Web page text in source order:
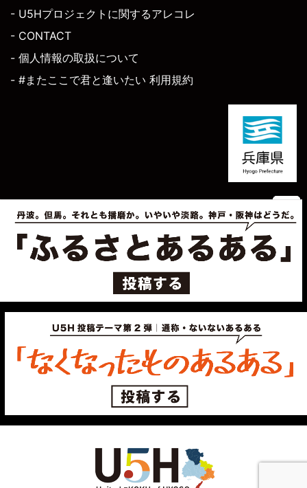
- U5Hプロジェクトに関するアレコレ
- CONTACT
- 個人情報の取扱について
- #またここで君と逢いたい 利用規約